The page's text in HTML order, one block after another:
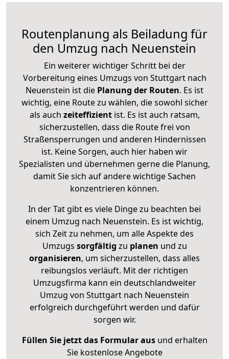
Routenplanung als Beiladung für
den Umzug nach Neuenstein
Ein weiterer wichtiger Schritt bei der
Vorbereitung eines Umzugs von Stuttgart nach
Neuenstein ist die Planung der Routen. Es ist
wichtig, eine Route zu wählen, die sowohl sicher
als auch zeiteffizientist. Es ist auch ratsam,
sicherzustellen, dass die Route frei von
Straßensperrungen und anderen Hindernissen
ist. Keine Sorgen, auch hier haben wir
Spezialisten und übernehmen gerne die Planung,
damit Sie sich auf andere wichtige Sachen
konzentrieren können.
In der Tat gibt es viele Dinge zu beachten bei
einem Umzug nach Neuenstein. Es ist wichtig,
sich Zeit zu nehmen, um alle Aspekte des
Umzugs sorgfältig zu planen und zu
organisieren, um sicherzustellen, dass alles
reibungslos verläuft. Mit der richtigen
Umzugsfirma kann ein deutschlandweiter
Umzug von Stuttgart nach Neuenstein
erfolgreich durchgeführt werden und dafür
sorgen wir.
Füllen Sie jetzt das Formular ausund erhalten
Sie kostenlose Angebote